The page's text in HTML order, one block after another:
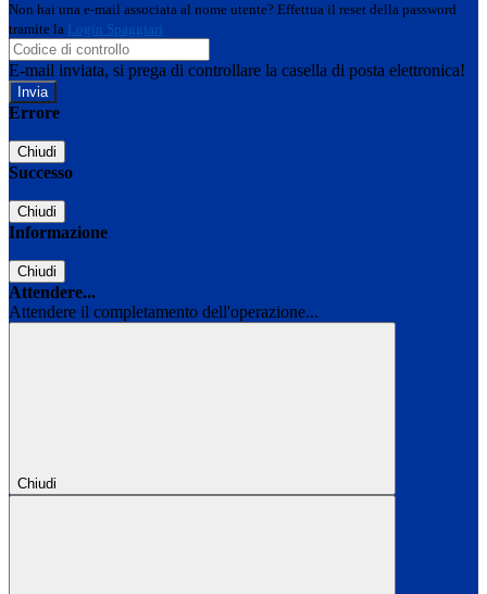
Non hai una e-mail associata al nome utente? Effettua il reset della password
tramite la Login Spaggiari
E-mail inviata, si prega di controllare la casella di posta elettronica!
Errore
Chiudi
Successo
Chiudi
Informazione
Chiudi
Attendere...
Attendere il completamento dell'operazione...
Chiudi